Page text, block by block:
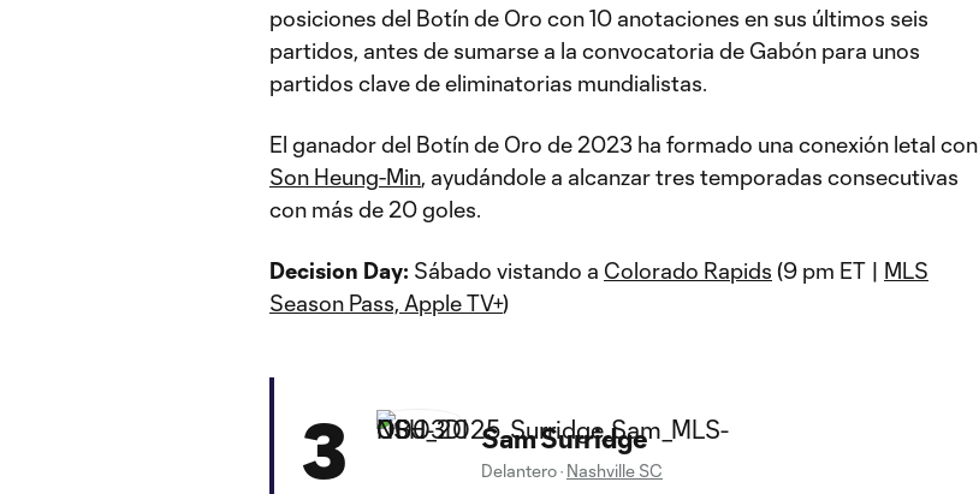
posiciones del Botín de Oro con 10 anotaciones en sus últimos seis
partidos, antes de sumarse a la convocatoria de Gabón para unos
partidos clave de eliminatorias mundialistas.
El ganador del Botín de Oro de 2023 ha formado una conexión letal con
Son Heung-Min, ayudándole a alcanzar tres temporadas consecutivas
con más de 20 goles.
Decision Day: Sábado vistando a Colorado Rapids (9 pm ET | MLS
Season Pass, Apple TV+)
3 Sam Surridge
Delantero· Nashville SC